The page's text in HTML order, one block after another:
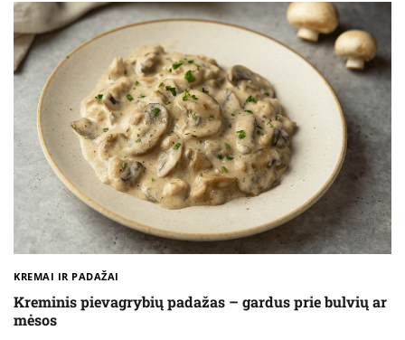
KREMAI IR PADAŽAI
Kreminis pievagrybių padažas – gardus prie bulvių ar
mėsos